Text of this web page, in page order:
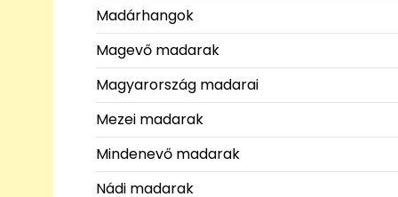
Madárhangok
Magevő madarak
Magyarország madarai
Mezei madarak
Mindenevő madarak
Nádi madarak